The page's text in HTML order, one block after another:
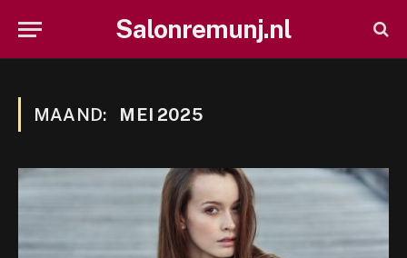
Salonremunj.nl
MAAND: MEI 2025